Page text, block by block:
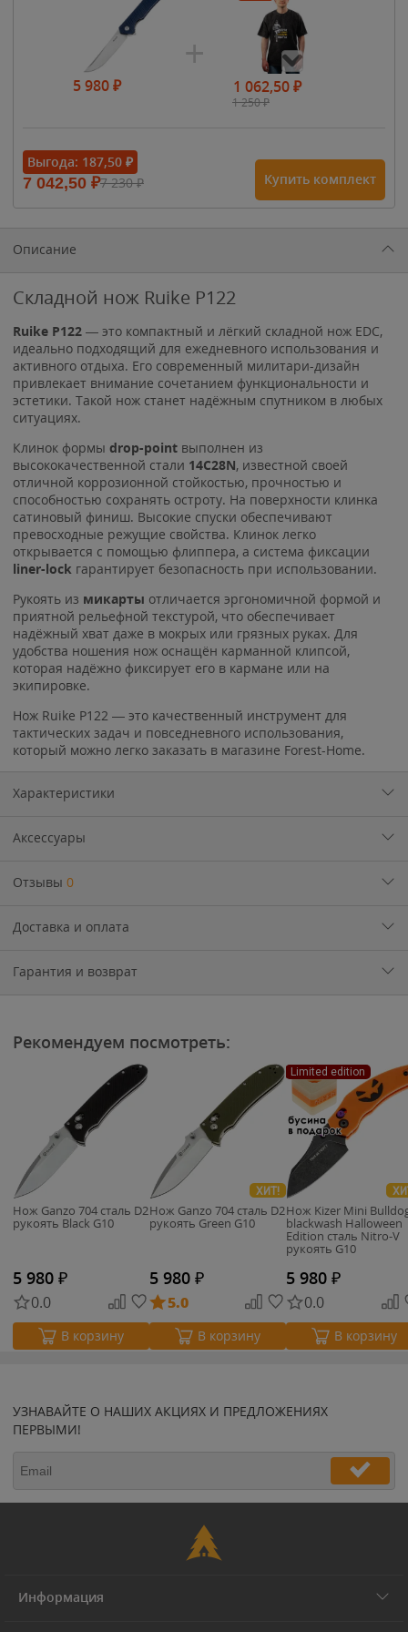
5 980₽ 1 062,50₽
1 250₽
1 615₽
1 900₽1 900₽
Выгода: 187,50 ₽
7 042,50 ₽7 230₽ Купить комплект
Описание
Складной нож Ruike P122
Ruike P122 — это компактный и лёгкий складной нож EDC,
идеально подходящий для ежедневного использования и
активного отдыха. Его современный милитари-дизайн
привлекает внимание сочетанием функциональности и
эстетики. Такой нож станет надёжным спутником в любых
ситуациях.
Клинок формы drop-point выполнен из
высококачественной стали 14C28N, известной своей
отличной коррозионной стойкостью, прочностью и
способностью сохранять остроту. На поверхности клинка
сатиновый финиш. Высокие спуски обеспечивают
превосходные режущие свойства. Клинок легко
открывается с помощью флиппера, а система фиксации
liner-lock гарантирует безопасность при использовании.
Рукоять из микарты отличается эргономичной формой и
приятной рельефной текстурой, что обеспечивает
надёжный хват даже в мокрых или грязных руках. Для
удобства ношения нож оснащён карманной клипсой,
которая надёжно фиксирует его в кармане или на
экипировке.
Нож Ruike P122 — это качественный инструмент для
тактических задач и повседневного использования,
который можно легко заказать в магазине Forest-Home.
Характеристики
Аксессуары
Отзывы 0
Доставка и оплата
Гарантия и возврат
Рекомендуем посмотреть:
Нож Ganzo 704 cталь D2
рукоять Black G10
5 980 ₽
0.0
В корзину
ХИТ!
Нож Ganzo 704 cталь D2
рукоять Green G10
5 980 ₽
5.0
В корзину
Limited edition
Нож Kizer Mini
blackwash Halloween
Edition сталь Nitro-V
рукоять G10
5 980 ₽
0.0
В корзину
УЗНАВАЙТЕ О НАШИХ АКЦИЯХ И ПРЕДЛОЖЕНИЯХ
ПЕРВЫМИ!
Информация